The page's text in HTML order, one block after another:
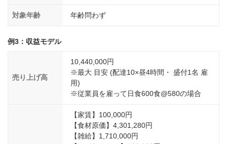
対象年齢 年齢問わず
例3：収益モデル
売り上げ高
10,440,000円
※最大 目安 (配達10×昼4時間・ 盛付1名 雇
用)
※従業員を雇って日食600食@580の場合
【家賃】100,000円
【食材原価】4,301,280円
【雑給】1,710,000円